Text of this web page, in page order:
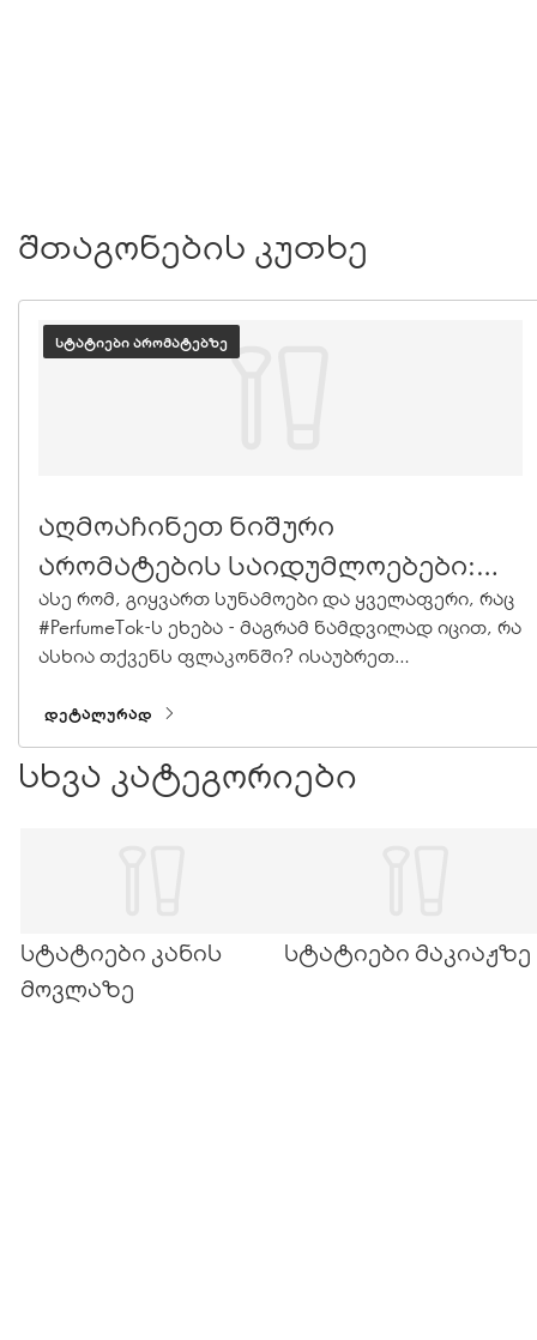
შთაგონების კუთხე
ᲡᲢᲐᲢᲘᲔᲑᲘ ᲐᲠᲝᲛᲐᲢᲔᲑᲖᲔ
აღმოაჩინეთ ნიშური
არომატების საიდუმლოებები:
არომატების ლექსიკონი
ასე რომ, გიყვართ სუნამოები და ყველაფერი, რაც
#PerfumeTok-ს ეხება - მაგრამ ნამდვილად იცით, რა
ასხია თქვენს ფლაკონში? ისაუბრეთ
არომატების ტერმინოლოგიით: ჩვენ მოგიყვებით,
თუ როგორ მზადდება სუნამოები.
ინგრედიენტებიდან დაწყებული, ნიშური
საიდუმლოებებით დამთავრებული, აქ არის
ᲓᲔᲢᲐᲚᲣᲠᲐᲓ
სხვა კატეგორიები
სტატიები კანის
მოვლაზე
სტატიები მაკიაჟზე